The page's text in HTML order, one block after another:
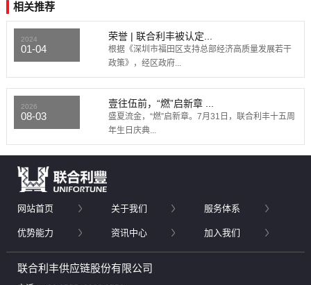
相关推荐
2024
01-04
荣誉 | 联合利丰被认定...
根据《深圳市福田区支持总部经济高质量发展若干
政策》，经区政府...
2026
08-03
壹往伍前，“燃”启新章 ...
盛夏流金，“燃”启新章。7月31日，联合利丰十五周
年生日庆典...
网站首页 关于我们 服务体系
优势能力 资讯中心 加入我们
联合利丰供应链股份有限公司